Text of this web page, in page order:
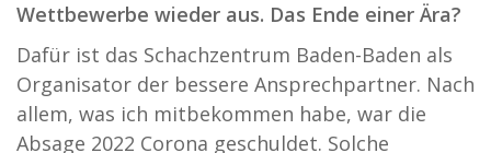
Wettbewerbe wieder aus. Das Ende einer Ära?
Dafür ist das Schachzentrum Baden-Baden als
Organisator der bessere Ansprechpartner. Nach
allem, was ich mitbekommen habe, war die
Absage 2022 Corona geschuldet. Solche